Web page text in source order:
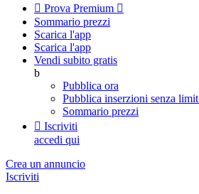
 Prova Premium 
Sommario prezzi
Scarica l'app
Scarica l'app
Vendi subito gratis
b
Pubblica ora
Pubblica inserzioni senza limit
Sommario prezzi
 Iscriviti
accedi qui
Crea un annuncio
Iscriviti